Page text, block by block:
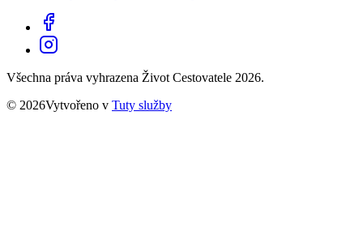
Všechna práva vyhrazena Život Cestovatele 2026.
© 2026Vytvořeno v Tuty služby